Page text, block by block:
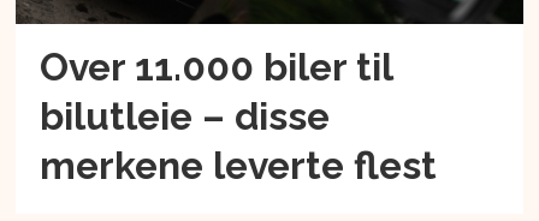
Over 11.000 biler til
bilutleie – disse
merkene leverte flest